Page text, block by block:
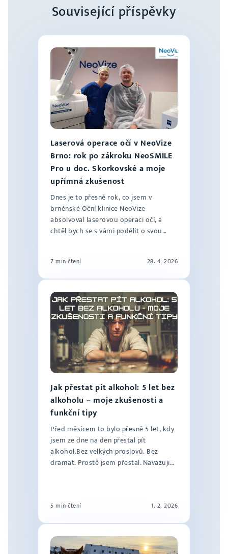
Související příspěvky
Laserová operace očí v NeoVize
Brno: rok po zákroku NeoSMILE
Pro u doc. Skorkovské a moje
upřímná zkušenost
Dnes je to přesně rok, co jsem v
brněnské Oční klinice NeoVize
absolvoval laserovou operaci očí, a
chtěl bych se s vámi podělit o svou
7 min čtení 28. 4. 2026
Jak přestat pít alkohol: 5 let bez
alkoholu – moje zkušenosti a
funkční tipy
Před měsícem to bylo přesně 5 let, kdy
jsem ze dne na den přestal pít
alkohol.Bez velkých proslovů. Bez
dramat. Prostě jsem přestal. Navazuji
5 min čtení 1. 2. 2026